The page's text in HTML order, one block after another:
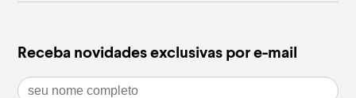
Receba novidades exclusivas por e-mail